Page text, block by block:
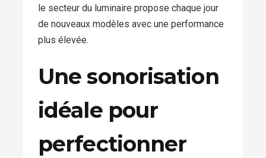
le secteur du luminaire propose chaque jour
de nouveaux modèles avec une performance
plus élevée.
Une sonorisation
idéale pour
perfectionner